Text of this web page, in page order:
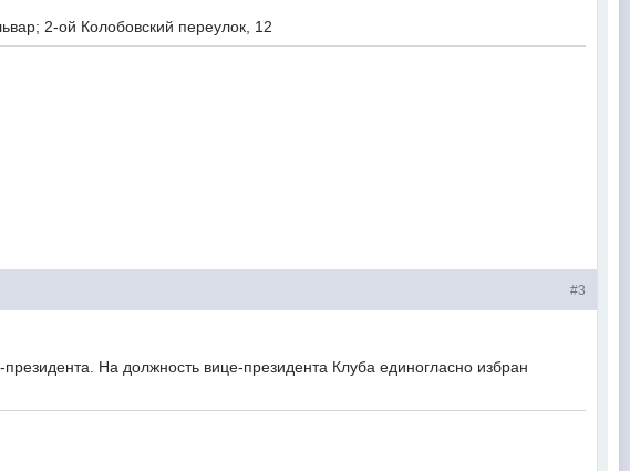
2-ой Колобовский переулок, 12
#3
На должность вице-президента Клуба единогласно избран